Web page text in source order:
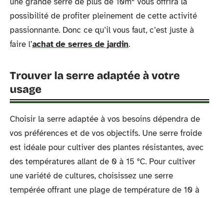
possibilité de profiter pleinement de cette activité
passionnante. Donc ce qu’il vous faut, c’est juste à
faire l’achat de serres de jardin.
Trouver la serre adaptée à votre
usage
Choisir la serre adaptée à vos besoins dépendra de
vos préférences et de vos objectifs. Une serre froide
est idéale pour cultiver des plantes résistantes, avec
des températures allant de 0 à 15 °C. Pour cultiver
une variété de cultures, choisissez une serre
tempérée offrant une plage de température de 10 à